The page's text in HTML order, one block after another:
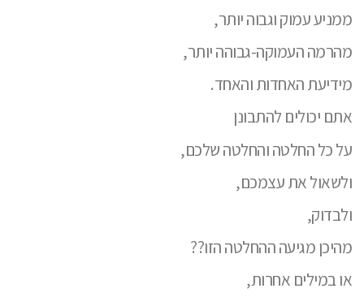
ממניע עמוק וגבוה יותר,
מהרמה העמוקה-גבוהה יותר,
מידיעת האחדות והאחד.
אתם יכולים להתבונן
על כל החלטה והחלטה שלכם,
ולשאול את עצמכם,
ולבדוק,
מהיכן מגיעה ההחלטה הזו??
או במילים אחרות,